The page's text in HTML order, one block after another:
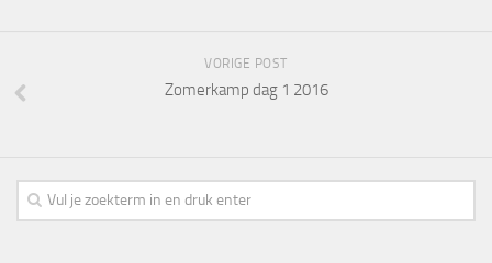
VORIGE POST
Zomerkamp dag 1 2016